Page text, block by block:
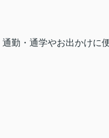
勤・通学やお出かけに